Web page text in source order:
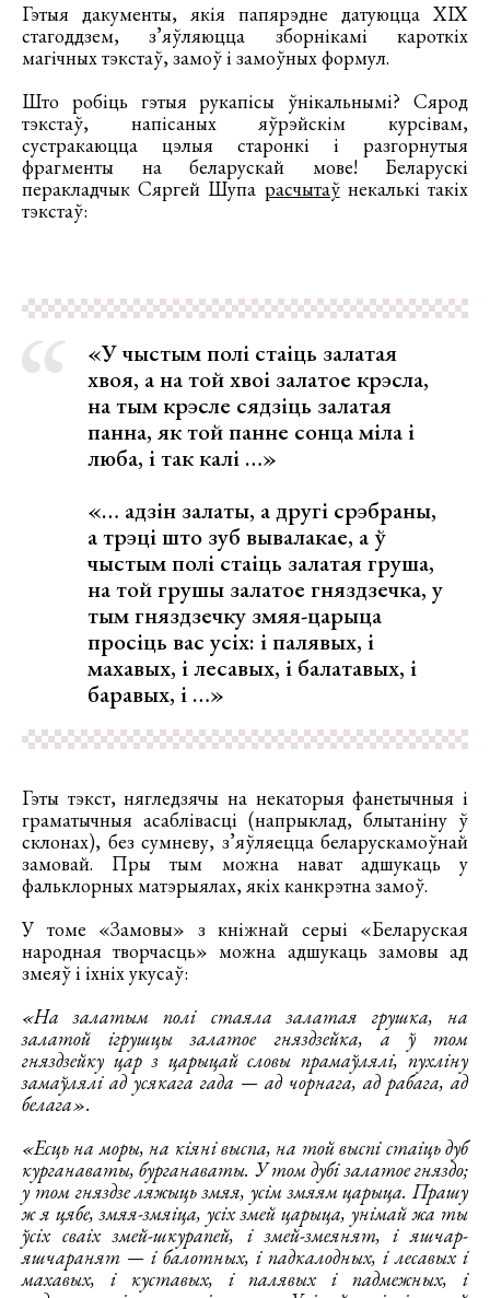
Гэтыя дакументы, якія папярэдне датуюцца XIX
стагоддзем, з’яўляюцца зборнікамі кароткіх
магічных тэкстаў, замоў і замоўных формул.
Што робіць гэтыя рукапісы ўнікальнымі? Сярод
тэкстаў, напісаных яўрэйскім курсівам,
сустракаюцца цэлыя старонкі і разгорнутыя
фрагменты на беларускай мове! Беларускі
перакладчык Сяргей Шупа расчытаўнекалькі такіх
тэкстаў:
«У чыстым полі стаіць залатая
хвоя, а на той хвоі залатое крэсла,
на тым крэсле сядзіць залатая
панна, як той панне сонца міла і
люба, і так калі …»
«… адзін залаты, а другі срэбраны,
а трэці што зуб вывалакае, а ў
чыстым полі стаіць залатая груша,
на той грушы залатое гняздзечка, у
тым гняздзечку змяя-царыца
просіць вас усіх: і палявых, і
махавых, і лесавых, і балатавых, і
баравых, і …»
Гэты тэкст, нягледзячы на некаторыя фанетычныя і
граматычныя асаблівасці (напрыклад, блытаніну ў
склонах), без сумневу, з’яўляецца беларускамоўнай
замовай. Пры тым можна нават адшукаць у
фальклорных матэрыялах, якіх канкрэтна замоў.
У томе «Замовы» з кніжнай серыі «Беларуская
народная творчасць» можна адшукаць замовы ад
змеяў і іхніх укусаў:
«На залатым полі стаяла залатая грушка, на
залатой ігрушцы залатое гняздзейка, а ў том
гняздзейку цар з царыцай словы прамаўлялі, пухліну
замаўлялі ад усякага гада — ад чорнага, ад рабага, ад
белага».
«Есць на моры, на кіяні выспа, на той выспі стаіць дуб
курганаваты, бурганаваты. У том дубі залатое гняздо;
у том гняздзе ляжыць змяя, усім змяям царыца. Прашу
ж я цябе, змяя-змяіца, усіх змей царыца, унімай жа ты
ўсіх сваіх змей-шкурапей, і змей-змеянят, і яшчар-
яшчаранят — і балотных, і падкалодных, і лесавых і
махавых, і куставых, і палявых і падмежных, і